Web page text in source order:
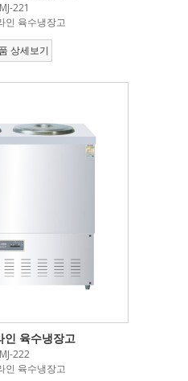
221
인 육수냉장고
상세보기
인 육수냉장고
222
인 육수냉장고